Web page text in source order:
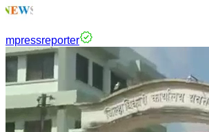
mpressreporter